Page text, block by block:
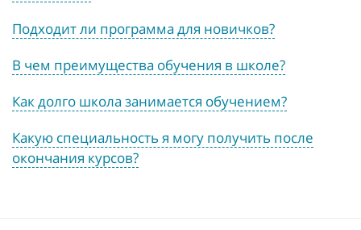
Подходит ли программа для новичков?
В чем преимущества обучения в школе?
Как долго школа занимается обучением?
Какую специальность я могу получить после
окончания курсов?